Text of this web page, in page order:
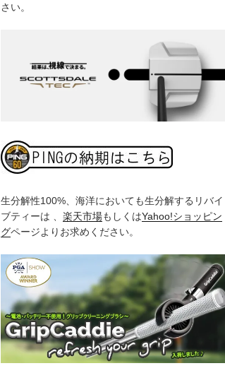
さい。
生分解性100%、海洋においても生分解するリバイ
ブティーは 、 楽天市場もしくはYahoo!ショッピン
グページよりお求めください。